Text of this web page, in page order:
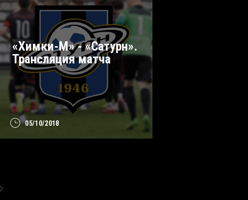
05/10/2018
«Химки-М» - «Сатурн».
Трансляция матча